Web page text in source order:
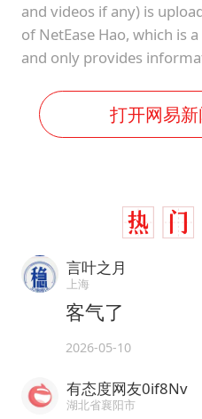
and videos if any) is
of NetEase Hao, which is
and only provides
打开网易
言叶之月
上海
客气了
2026-05-10
有态度网友0if8Nv
湖北省襄阳市